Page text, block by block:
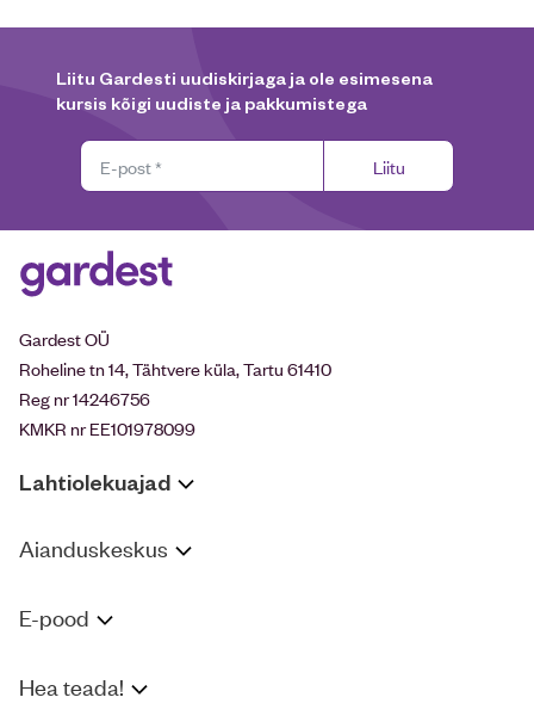
Liitu Gardesti uudiskirjaga ja ole esimesena
kursis kõigi uudiste ja pakkumistega
Liitu
Gardest OÜ
Roheline tn 14, Tähtvere küla, Tartu 61410
Reg nr 14246756
KMKR nr EE101978099
Lahtiolekuajad
Aianduskeskus
E-pood
Hea teada!